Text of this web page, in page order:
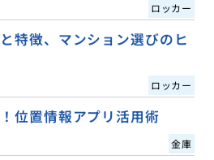
ロッカー
特徴、マンション選びのヒ
ロッカー
位置情報アプリ活用術
金庫